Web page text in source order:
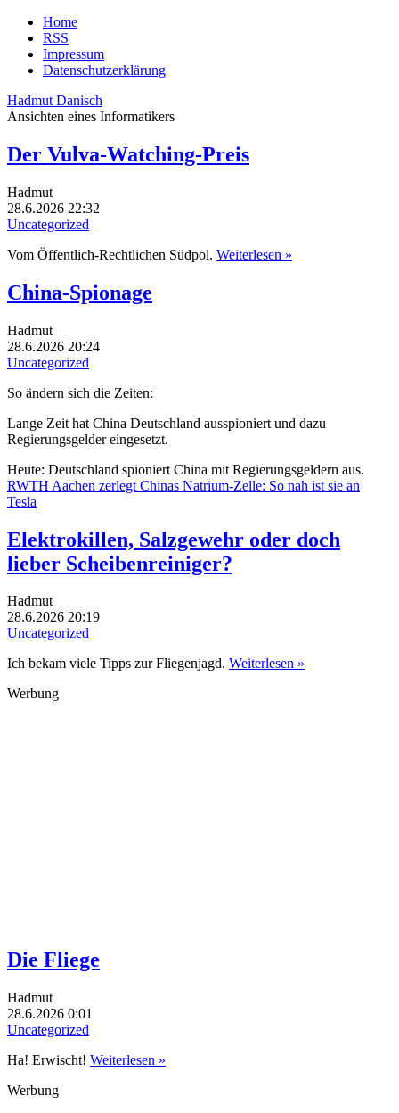
Home
RSS
Impressum
Datenschutzerklärung
Hadmut Danisch
Ansichten eines Informatikers
Der Vulva-Watching-Preis
Hadmut
28.6.2026 22:32
Uncategorized
Vom Öffentlich-Rechtlichen Südpol. Weiterlesen »
China-Spionage
Hadmut
28.6.2026 20:24
Uncategorized
So ändern sich die Zeiten:
Lange Zeit hat China Deutschland ausspioniert und dazu
Regierungsgelder eingesetzt.
Heute: Deutschland spioniert China mit Regierungsgeldern aus.
RWTH Aachen zerlegt Chinas Natrium-Zelle: So nah ist sie an
Tesla
Elektrokillen, Salzgewehr oder doch
lieber Scheibenreiniger?
Hadmut
28.6.2026 20:19
Uncategorized
Ich bekam viele Tipps zur Fliegenjagd. Weiterlesen »
Werbung
Die Fliege
Hadmut
28.6.2026 0:01
Uncategorized
Ha! Erwischt! Weiterlesen »
Werbung